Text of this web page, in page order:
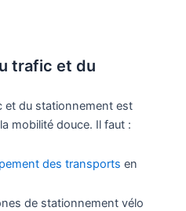
trafic et du
et du stationnement est
mobilité douce. Il faut :
des transports en
de stationnement vélo